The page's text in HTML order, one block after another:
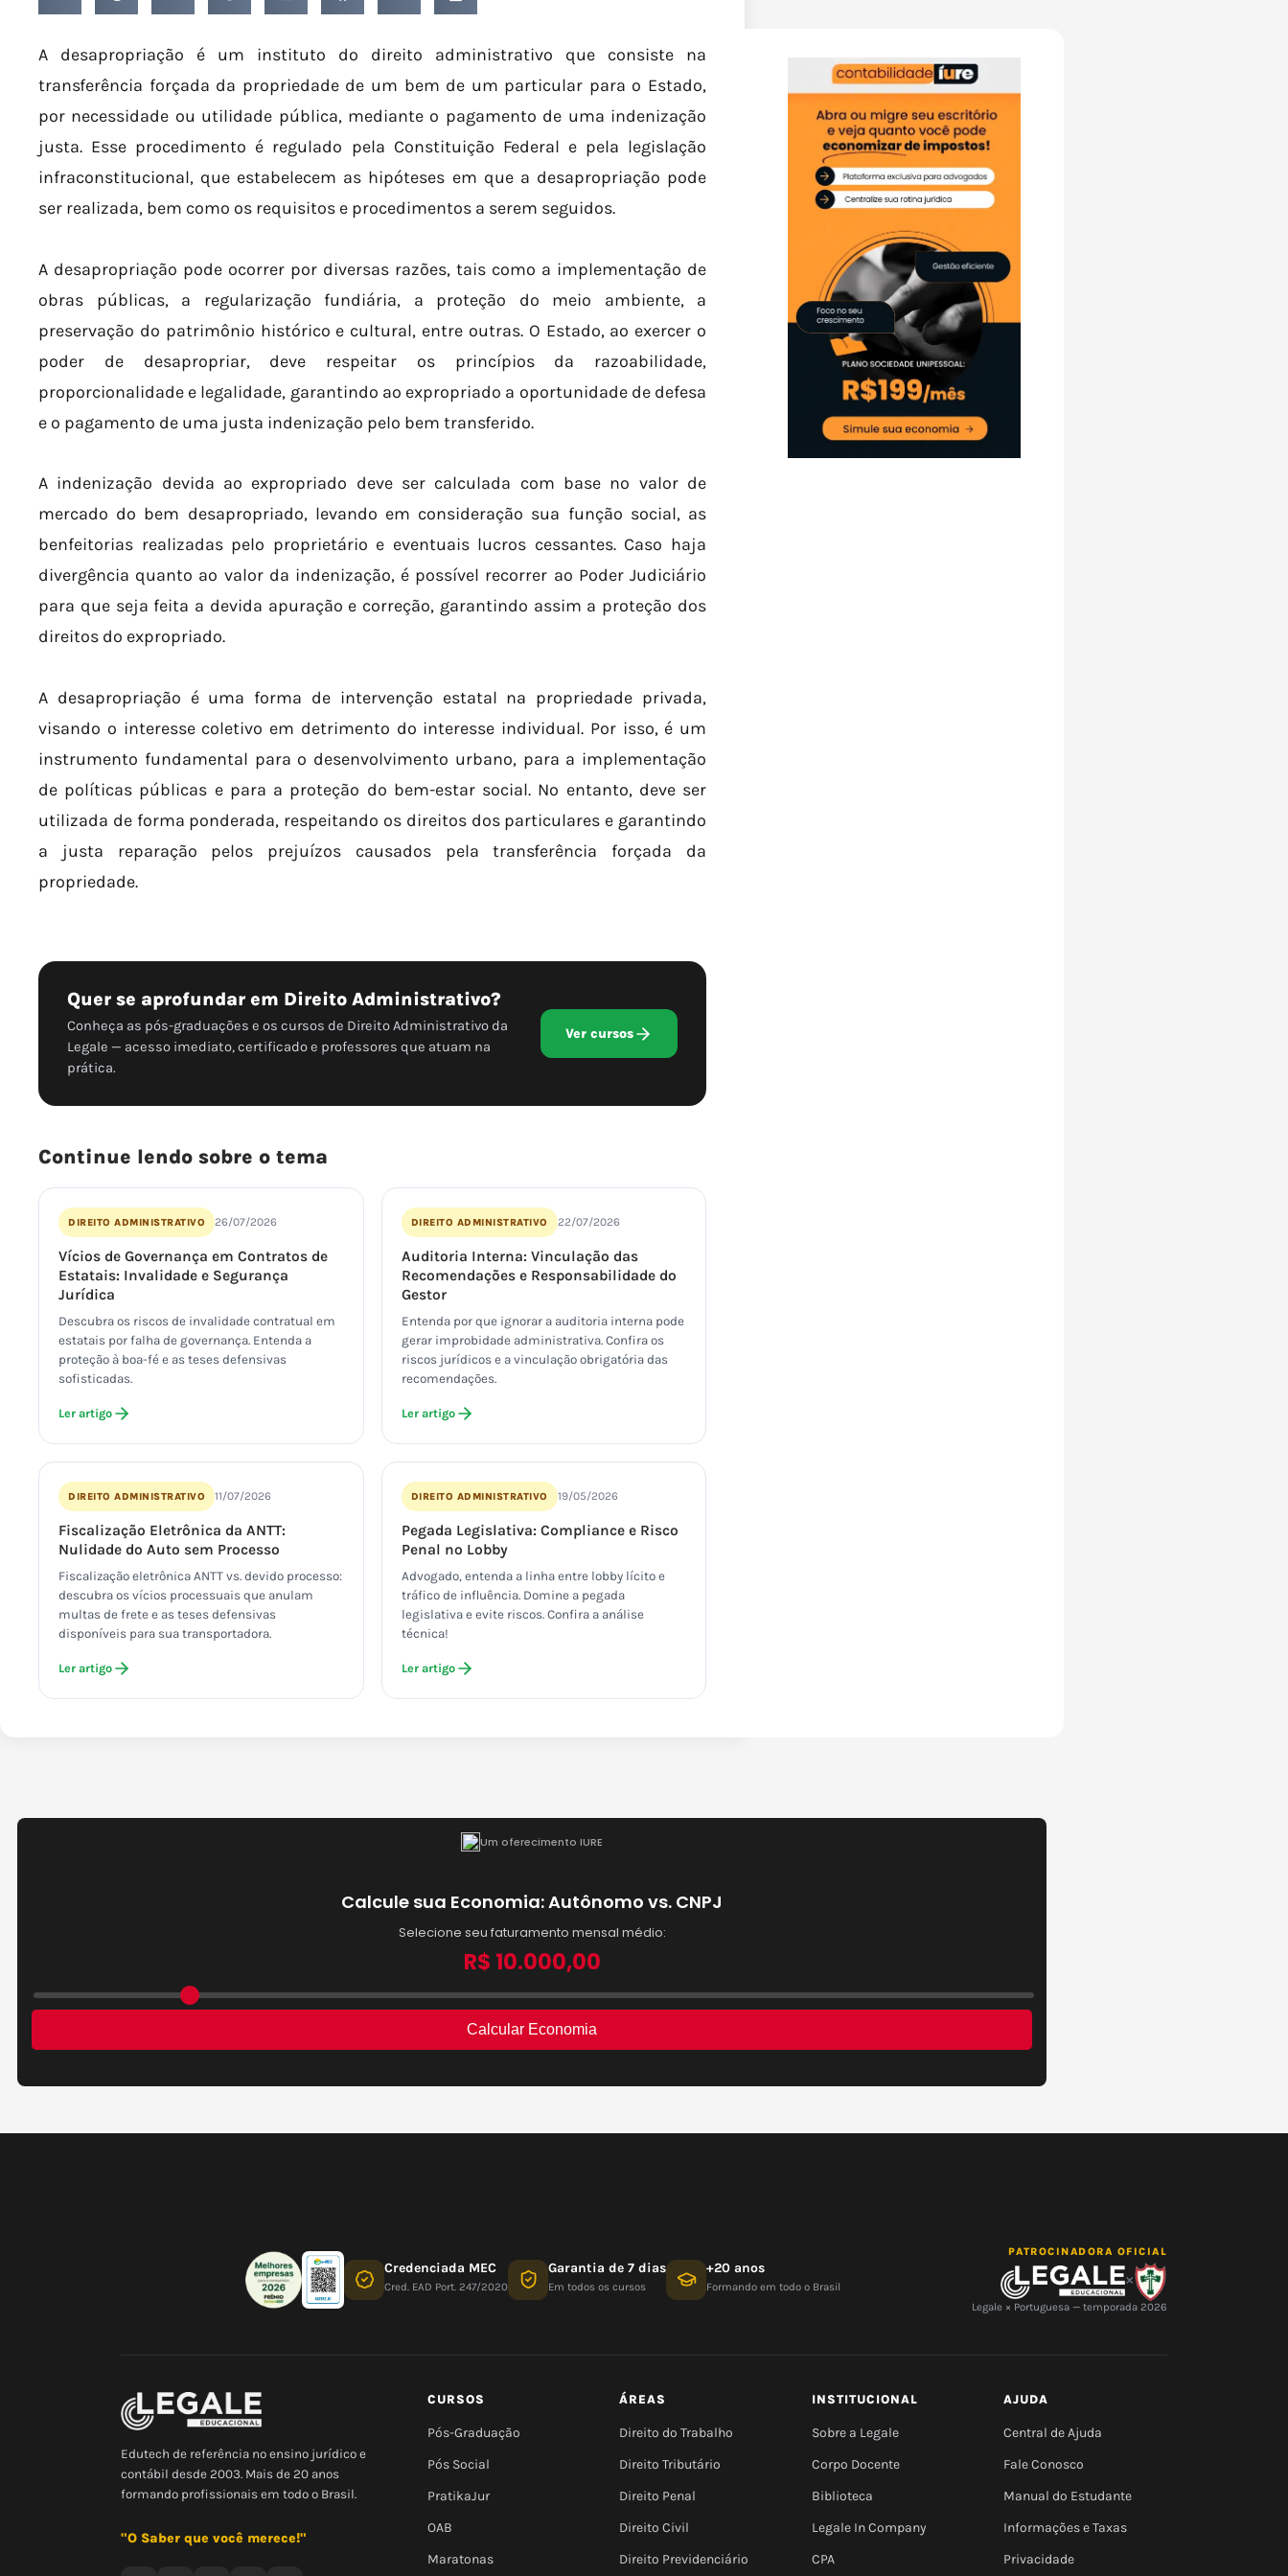
A desapropriação é um instituto do direito administrativo que consiste na
transferência forçada da propriedade de um bem de um particular para o Estado,
por necessidade ou utilidade pública, mediante o pagamento de uma indenização
justa. Esse procedimento é regulado pela Constituição Federal e pela legislação
infraconstitucional, que estabelecem as hipóteses em que a desapropriação pode
ser realizada, bem como os requisitos e procedimentos a serem seguidos.
A desapropriação pode ocorrer por diversas razões, tais como a implementação de
obras públicas, a regularização fundiária, a proteção do meio ambiente, a
preservação do patrimônio histórico e cultural, entre outras. O Estado, ao exercer o
poder de desapropriar, deve respeitar os princípios da razoabilidade,
proporcionalidade e legalidade, garantindo ao expropriado a oportunidade de defesa
e o pagamento de uma justa indenização pelo bem transferido.
A indenização devida ao expropriado deve ser calculada com base no valor de
mercado do bem desapropriado, levando em consideração sua função social, as
benfeitorias realizadas pelo proprietário e eventuais lucros cessantes. Caso haja
divergência quanto ao valor da indenização, é possível recorrer ao Poder Judiciário
para que seja feita a devida apuração e correção, garantindo assim a proteção dos
direitos do expropriado.
A desapropriação é uma forma de intervenção estatal na propriedade privada,
visando o interesse coletivo em detrimento do interesse individual. Por isso, é um
instrumento fundamental para o desenvolvimento urbano, para a implementação
de políticas públicas e para a proteção do bem-estar social. No entanto, deve ser
utilizada de forma ponderada, respeitando os direitos dos particulares e garantindo
a justa reparação pelos prejuízos causados pela transferência forçada da
propriedade.
Quer se aprofundar em Direito Administrativo?
Conheça as pós-graduações e os cursos de Direito Administrativo da
Legale — acesso imediato, certificado e professores que atuam na
prática.
Ver cursos
Continue lendo sobre o tema
DIREITO ADMINISTRATIVO 26/07/2026
Vícios de Governança em Contratos de
Estatais: Invalidade e Segurança
Jurídica
Descubra os riscos de invalidade contratual em
estatais por falha de governança. Entenda a
proteção à boa-fé e as teses defensivas
sofisticadas.
Ler artigo
DIREITO ADMINISTRATIVO 22/07/2026
Auditoria Interna: Vinculação das
Recomendações e Responsabilidade do
Gestor
Entenda por que ignorar a auditoria interna pode
gerar improbidade administrativa. Confira os
riscos jurídicos e a vinculação obrigatória das
recomendações.
Ler artigo
DIREITO ADMINISTRATIVO 11/07/2026
Fiscalização Eletrônica da ANTT:
Nulidade do Auto sem Processo
Fiscalização eletrônica ANTT vs. devido processo:
descubra os vícios processuais que anulam
multas de frete e as teses defensivas
disponíveis para sua transportadora.
Ler artigo
DIREITO ADMINISTRATIVO 19/05/2026
Pegada Legislativa: Compliance e Risco
Penal no Lobby
Advogado, entenda a linha entre lobby lícito e
tráfico de influência. Domine a pegada
legislativa e evite riscos. Confira a análise
técnica!
Ler artigo
Credenciada MEC
Cred. EAD Port. 247/2020
Garantia de 7 dias
Em todos os cursos
+20 anos
Formando em todo o Brasil
PATROCINADORA OFICIAL
×
Legale × Portuguesa — temporada 2026
Edutech de referência no ensino jurídico e
contábil desde 2003. Mais de 20 anos
formando profissionais em todo o Brasil.
"O Saber que você merece!"
CURSOS
Pós-Graduação
Pós Social
PratikaJur
OAB
Maratonas
ÁREAS
Direito do Trabalho
Direito Tributário
Direito Penal
Direito Civil
Direito Previdenciário
INSTITUCIONAL
Sobre a Legale
Corpo Docente
Biblioteca
Legale In Company
CPA
AJUDA
Central de Ajuda
Fale Conosco
Manual do Estudante
Informações e Taxas
Privacidade